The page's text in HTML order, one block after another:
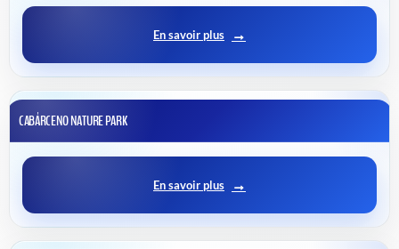
En savoir plus
CABÁRCENO NATURE PARK
En savoir plus